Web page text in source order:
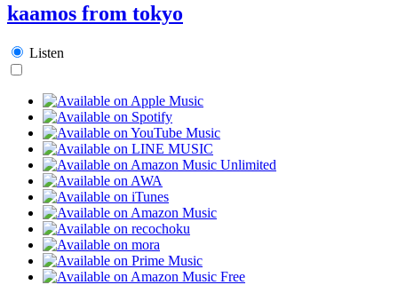
kaamos from tokyo
Listen